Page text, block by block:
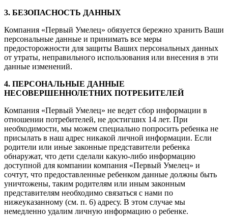
3. БЕЗОПАСНОСТЬ ДАННЫХ
Компания «Первый Умелец» обязуется бережно хранить Ваши
персональные данные и принимать все меры
предосторожности для защиты Ваших персональных данных
от утраты, неправильного использования или внесения в эти
данные изменений.
4. ПЕРСОНАЛЬНЫЕ ДАННЫЕ
НЕСОВЕРШЕННОЛЕТНИХ ПОТРЕБИТЕЛЕЙ
Компания «Первый Умелец» не ведет сбор информации в
отношении потребителей, не достигших 14 лет. При
необходимости, мы можем специально попросить ребенка не
присылать в наш адрес никакой личной информации. Если
родители или иные законные представители ребенка
обнаружат, что дети сделали какую-либо информацию
доступной для компании компания «Первый Умелец» и
сочтут, что предоставленные ребенком данные должны быть
уничтожены, таким родителям или иным законным
представителям необходимо связаться с нами по
нижеуказанному (см. п. 6) адресу. В этом случае мы
немедленно удалим личную информацию о ребенке.